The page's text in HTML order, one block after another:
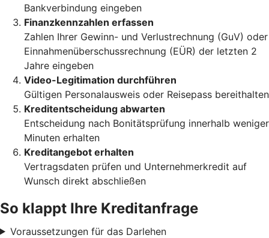
Bankverbindung eingeben
Finanzkennzahlen erfassen
Zahlen Ihrer Gewinn- und Verlustrechnung (GuV) oder
Einnahmenüberschussrechnung (EÜR) der letzten 2
Jahre eingeben
Video-Legitimation durchführen
Gültigen Personalausweis oder Reisepass bereithalten
Kreditentscheidung abwarten
Entscheidung nach Bonitätsprüfung innerhalb weniger
Minuten erhalten
Kreditangebot erhalten
Vertragsdaten prüfen und Unternehmerkredit auf
Wunsch direkt abschließen
So klappt Ihre Kreditanfrage
Voraussetzungen für das Darlehen